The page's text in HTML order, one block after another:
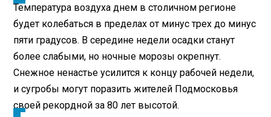
Температура воздуха днем в столичном регионе
будет колебаться в пределах от минус трех до минус
пяти градусов. В середине недели осадки станут
более слабыми, но ночные морозы окрепнут.
Снежное ненастье усилится к концу рабочей недели,
и сугробы могут поразить жителей Подмосковья
своей рекордной за 80 лет высотой.